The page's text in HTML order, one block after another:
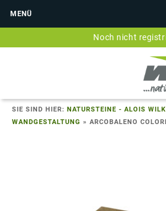
MENÜ
Noch nicht
SIE SIND HIER: NATURSTEINE - ALOIS
WANDGESTALTUNG » ARCOBALENO